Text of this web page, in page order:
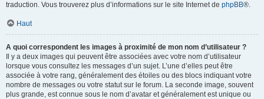
traduction. Vous trouverez plus d’informations sur le site Internet de phpBB®.
Haut
A quoi correspondent les images à proximité de mon nom d’utilisateur ?
Il y a deux images qui peuvent être associées avec votre nom d’utilisateur
lorsque vous consultez les messages d’un sujet. L’une d’elles peut être
associée à votre rang, généralement des étoiles ou des blocs indiquant votre
nombre de messages ou votre statut sur le forum. La seconde image, souvent
plus grande, est connue sous le nom d’avatar et généralement est unique ou